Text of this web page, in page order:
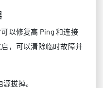
以修复高 Ping 和连接
，可以清除临时故障并
拔掉。